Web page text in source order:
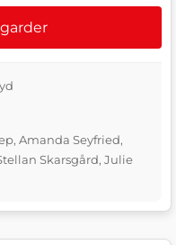
Amanda Seyfried,
Skarsgård, Julie